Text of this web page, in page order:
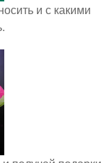
и с какими